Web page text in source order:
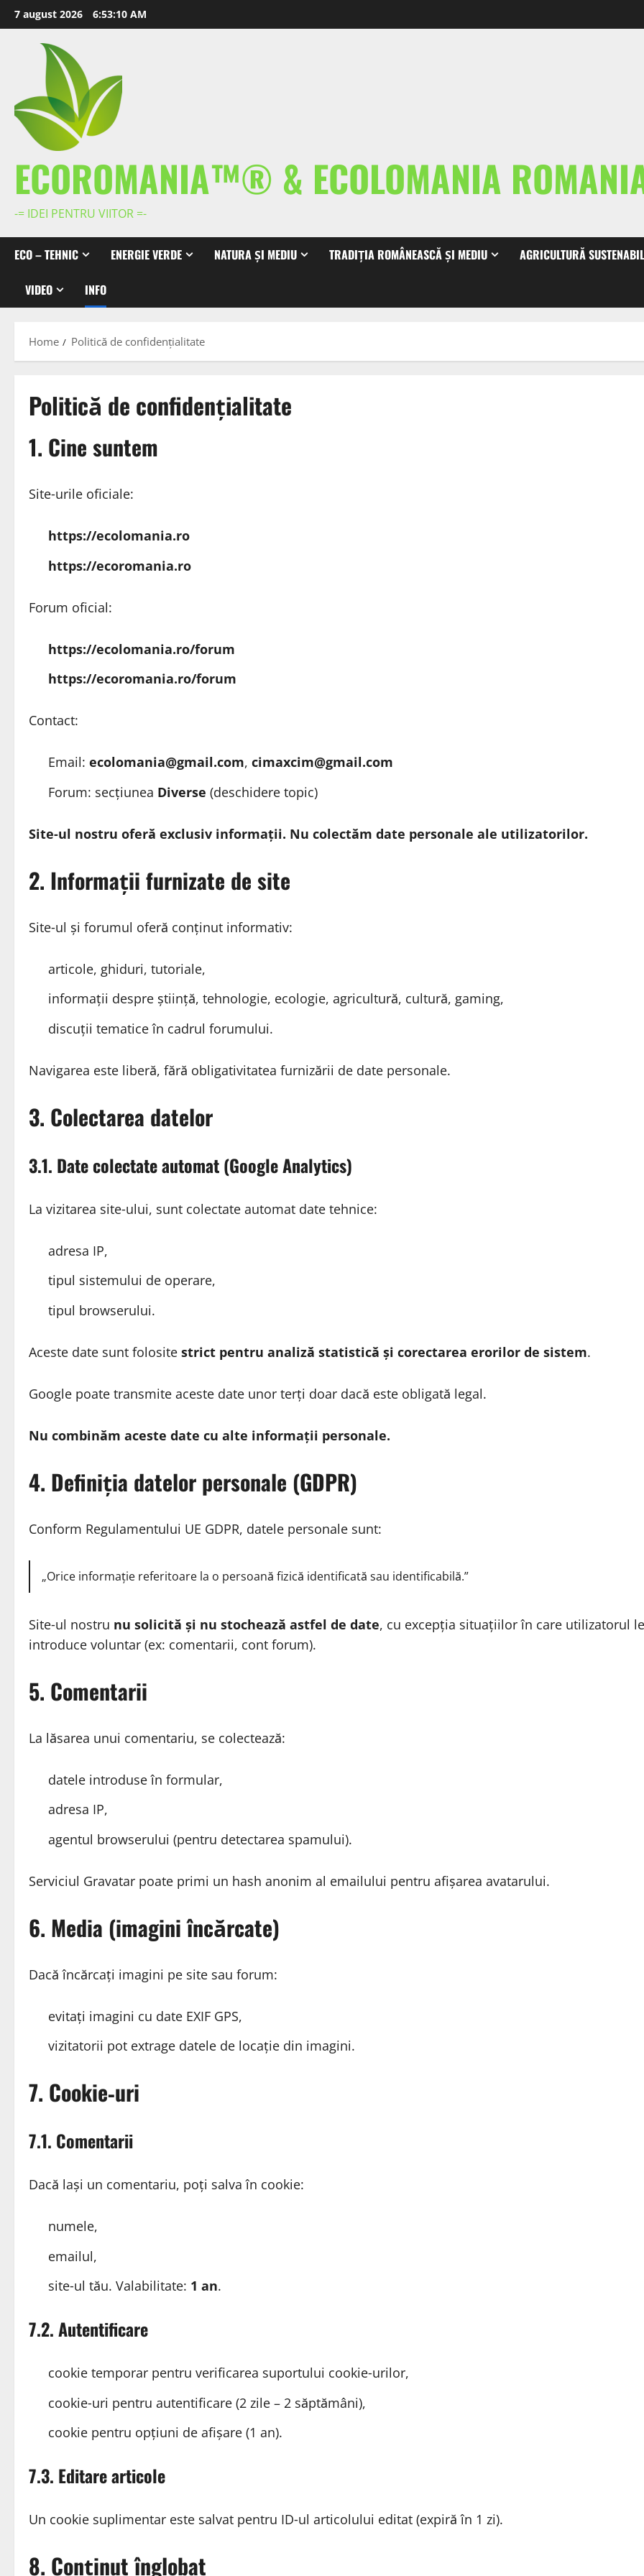
Skip
to
content
7 august 2026 6:53:10 AM
ECOROMANIA™® & ECOLOMANIA
-= IDEI PENTRU VIITOR =-
ECO – TEHNIC ENERGIE VERDE NATURA ȘI MEDIU TRADIȚIA ROMÂNEASCĂ ȘI MEDIU AGRICULTURĂ
VIDEO INFO
Home Politică de confidențialitate
Politică de confidențialitate
1. Cine suntem
Site‑urile oficiale:
https://ecolomania.ro
https://ecoromania.ro
Forum oficial:
https://ecolomania.ro/forum
https://ecoromania.ro/forum
Contact:
Email: ecolomania@gmail.com, cimaxcim@gmail.com
Forum: secțiunea Diverse (deschidere topic)
Site‑ul nostru oferă exclusiv informații. Nu colectăm date personale ale utilizatorilor.
2. Informații furnizate de site
Site‑ul și forumul oferă conținut informativ:
articole, ghiduri, tutoriale,
informații despre știință, tehnologie, ecologie, agricultură, cultură, gaming,
discuții tematice în cadrul forumului.
Navigarea este liberă, fără obligativitatea furnizării de date personale.
3. Colectarea datelor
3.1. Date colectate automat (Google Analytics)
La vizitarea site‑ului, sunt colectate automat date tehnice:
adresa IP,
tipul sistemului de operare,
tipul browserului.
Aceste date sunt folosite strict pentru analiză statistică și corectarea erorilor de sistem.
Google poate transmite aceste date unor terți doar dacă este obligată legal.
Nu combinăm aceste date cu alte informații personale.
4. Definiția datelor personale (GDPR)
Conform Regulamentului UE GDPR, datele personale sunt:
„Orice informație referitoare la o persoană fizică identificată sau identificabilă.”
Site‑ul nostru nu solicită și nu stochează astfel de date, cu excepția situațiilor în care utilizatorul le
introduce voluntar (ex: comentarii, cont forum).
5. Comentarii
La lăsarea unui comentariu, se colectează:
datele introduse în formular,
adresa IP,
agentul browserului (pentru detectarea spamului).
Serviciul Gravatar poate primi un hash anonim al emailului pentru afișarea avatarului.
6. Media (imagini încărcate)
Dacă încărcați imagini pe site sau forum:
evitați imagini cu date EXIF GPS,
vizitatorii pot extrage datele de locație din imagini.
7. Cookie‑uri
7.1. Comentarii
Dacă lași un comentariu, poți salva în cookie:
numele,
emailul,
site‑ul tău. Valabilitate: 1 an.
7.2. Autentificare
cookie temporar pentru verificarea suportului cookie‑urilor,
cookie‑uri pentru autentificare (2 zile – 2 săptămâni),
cookie pentru opțiuni de afișare (1 an).
7.3. Editare articole
Un cookie suplimentar este salvat pentru ID‑ul articolului editat (expiră în 1 zi).
8. Conținut înglobat